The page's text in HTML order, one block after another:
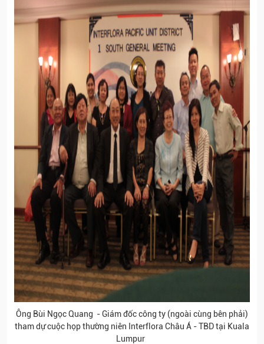
Ông Bùi Ngọc Quang - Giám đốc công ty (ngoài cùng bên phải)
tham dự cuộc họp thường niên Interflora Châu Á - TBD tại Kuala
Lumpur